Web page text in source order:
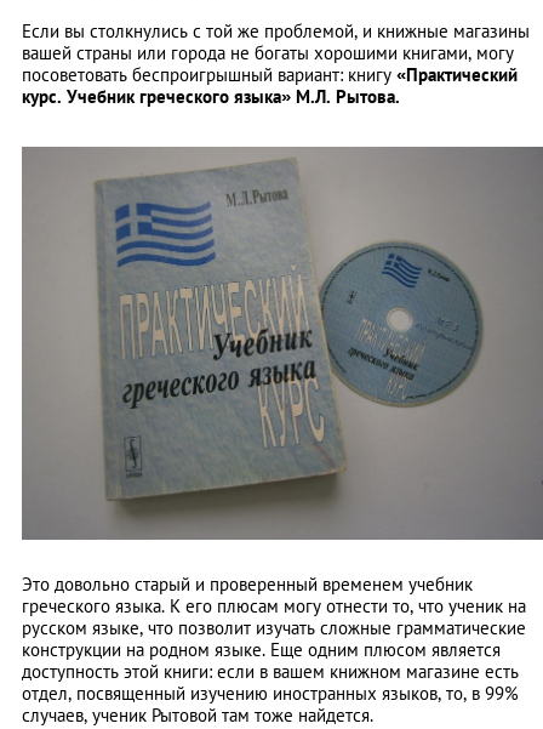
Если вы столкнулись с той же проблемой, и книжные магазины
вашей страны или города не богаты хорошими книгами, могу
посоветовать беспроигрышный вариант: книгу «Практический
курс. Учебник греческого языка» М.Л. Рытова.
Это довольно старый и проверенный временем учебник
греческого языка. К его плюсам могу отнести то, что ученик на
русском языке, что позволит изучать сложные грамматические
конструкции на родном языке. Еще одним плюсом является
доступность этой книги: если в вашем книжном магазине есть
отдел, посвященный изучению иностранных языков, то, в 99%
случаев, ученик Рытовой там тоже найдется.